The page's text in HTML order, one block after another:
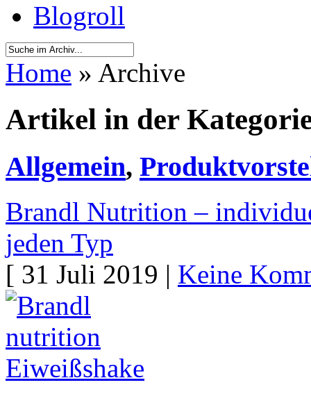
Blogroll
Home » Archive
Artikel in der
Allgemein,
Brandl Nutrition –
jeden Typ
[ 31 Juli 2019 | Keine